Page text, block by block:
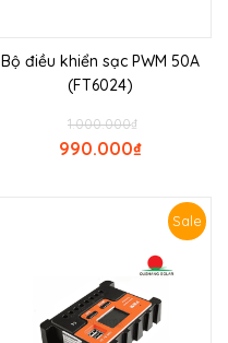
Bộ điều khiển sạc PWM 50A
(FT6024)
₫
1.000.000
₫
990.000
Sale